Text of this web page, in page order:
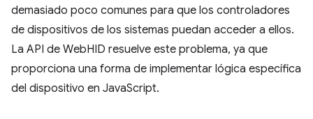
demasiado poco comunes para que los controladores
de dispositivos de los sistemas puedan acceder a ellos.
La API de WebHID resuelve este problema, ya que
proporciona una forma de implementar lógica específica
del dispositivo en JavaScript.